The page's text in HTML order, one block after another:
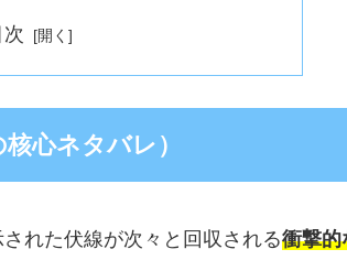
心ネタバレ）
れた伏線が次々と回収される衝撃的